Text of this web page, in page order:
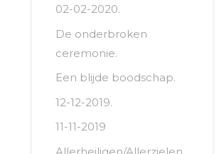
02-02-2020.
De onderbroken
ceremonie.
Een blijde boodschap.
12-12-2019.
11-11-2019
Allerheiligen/Allerzielen